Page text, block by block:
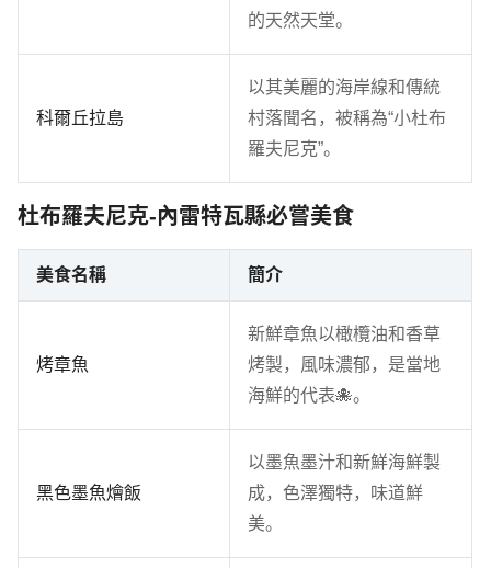
的天然天堂。
科爾丘拉島
以其美麗的海岸線和傳統
村落聞名，被稱為“小杜布
羅夫尼克”。
杜布羅夫尼克-內雷特瓦縣必嘗美食
美食名稱 簡介
烤章魚
新鮮章魚以橄欖油和香草
烤製，風味濃郁，是當地
海鮮的代表🐙。
黑色墨魚燴飯
以墨魚墨汁和新鮮海鮮製
成，色澤獨特，味道鮮
美。